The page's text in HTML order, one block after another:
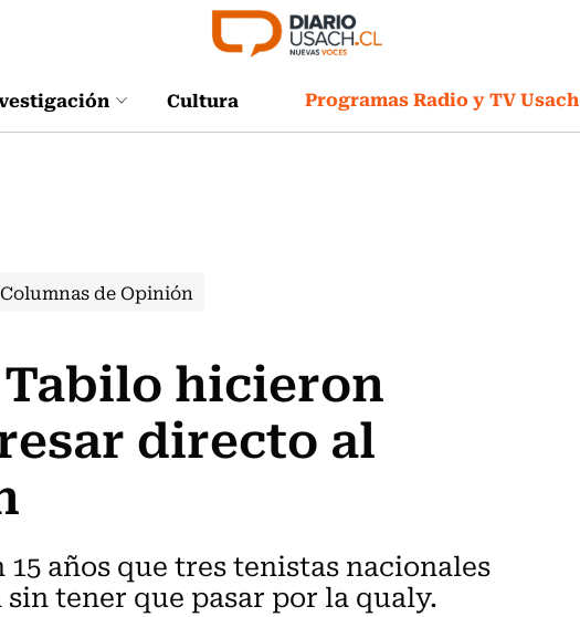
Cultura Programas Radio y TV Usach
Columnas de Opinión
hicieron
directo al
años que tres tenistas nacionales
tener que pasar por la qualy.